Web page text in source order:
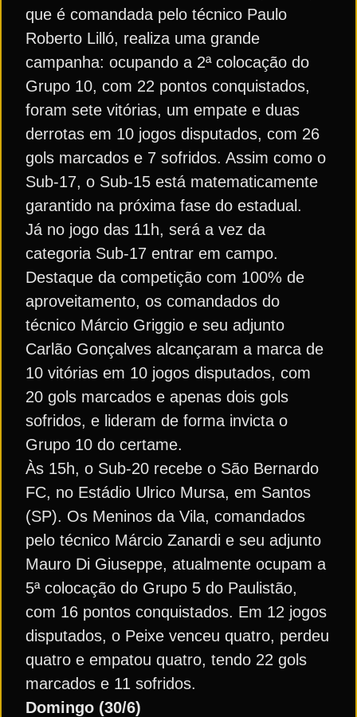
que é comandada pelo técnico Paulo
Roberto Lilló, realiza uma grande
campanha: ocupando a 2ª colocação do
Grupo 10, com 22 pontos conquistados,
foram sete vitórias, um empate e duas
derrotas em 10 jogos disputados, com 26
gols marcados e 7 sofridos. Assim como o
Sub-17, o Sub-15 está matematicamente
garantido na próxima fase do estadual.
Já no jogo das 11h, será a vez da
categoria Sub-17 entrar em campo.
Destaque da competição com 100% de
aproveitamento, os comandados do
técnico Márcio Griggio e seu adjunto
Carlão Gonçalves alcançaram a marca de
10 vitórias em 10 jogos disputados, com
20 gols marcados e apenas dois gols
sofridos, e lideram de forma invicta o
Grupo 10 do certame.
Às 15h, o Sub-20 recebe o São Bernardo
FC, no Estádio Ulrico Mursa, em Santos
(SP). Os Meninos da Vila, comandados
pelo técnico Márcio Zanardi e seu adjunto
Mauro Di Giuseppe, atualmente ocupam a
5ª colocação do Grupo 5 do Paulistão,
com 16 pontos conquistados. Em 12 jogos
disputados, o Peixe venceu quatro, perdeu
quatro e empatou quatro, tendo 22 gols
marcados e 11 sofridos.
Domingo (30/6)